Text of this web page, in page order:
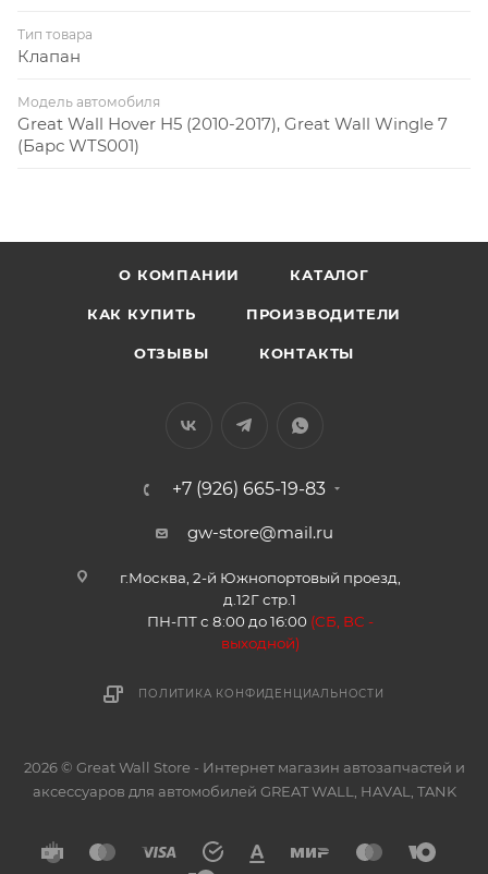
Тип товара
Клапан
Модель автомобиля
Great Wall Hover H5 (2010-2017), Great Wall Wingle 7
(Барс WTS001)
О КОМПАНИИ КАТАЛОГ
КАК КУПИТЬ ПРОИЗВОДИТЕЛИ
ОТЗЫВЫ КОНТАКТЫ
+7 (926) 665-19-83
gw-store@mail.ru
г.Москва, 2-й Южнопортовый проезд,
д.12Г стр.1
ПН-ПТ с 8:00 до 16:00 (СБ, ВС -
выходной)
ПОЛИТИКА КОНФИДЕНЦИАЛЬНОСТИ
2026 © Great Wall Store - Интернет магазин автозапчастей и
аксессуаров для автомобилей GREAT WALL, HAVAL, TANK